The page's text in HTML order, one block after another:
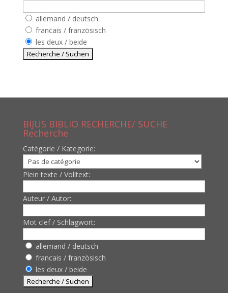
allemand / deutsch
francais / französisch
les deux / beide
BIJUS BIBLIO RECHERCHE/ SUCHE
Recherche
Catègorie / Kategorie:
Plein texte / Volltext:
Auteur / Autor:
Mot clef / Schlagwort:
allemand / deutsch
francais / französisch
les deux / beide